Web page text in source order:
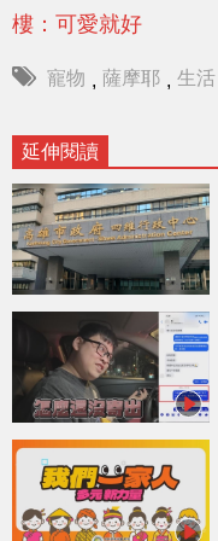
樓：可愛就好
寵物 , 薩摩耶 , 生活
延伸閱讀